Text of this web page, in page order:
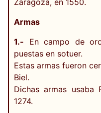
Armas
1.- En campo de
puestas en sotuer.
Estas armas fueron
Biel.
Dichas armas usaba
1274.